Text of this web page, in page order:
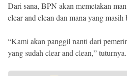
Dari sana, BPN akan memetakan
clear and clean dan mana yang masih
“Kami akan panggil nanti dari
yang sudah clear and clean,” tuturnya.